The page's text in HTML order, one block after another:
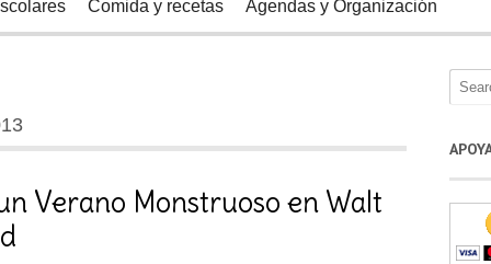
Comida y recetas Agendas y Organización
Verano Monstruoso en Walt